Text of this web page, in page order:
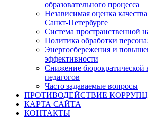
образовательного процесса
Независимая оценка
Санкт-Петербурге
Система пространственной
Политика обработки
Энергосбережения и
эффективности
Снижение бюрократической
педагогов
Часто задаваемые вопросы
ПРОТИВОДЕЙСТВИЕ
КАРТА САЙТА
КОНТАКТЫ